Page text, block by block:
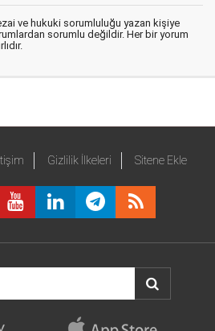
ve hukuki sorumluluğu yazan kişiye
sorumlu değildir. Her bir yorum
Gizlilik İlkeleri Sitene Ekle